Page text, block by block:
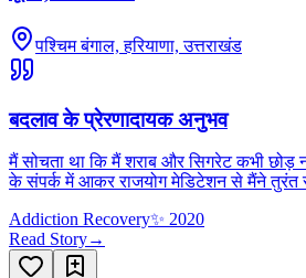
पश्चिम बंगाल, हरियाणा, उत्तराखंड
बदलाव के प्रेरणादायक अनुभव
मैं सोचता था कि मैं शराब और सिगरेट कभी छोड़
के संपर्क में आकर राजयोग मेडिटेशन से मैंने तुरंत
Addiction Recovery✨ 2020
Read Story→